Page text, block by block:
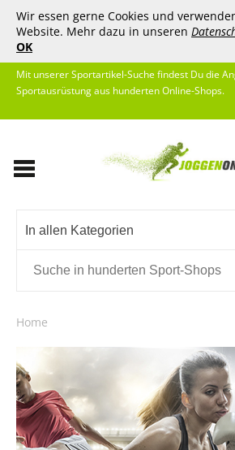
Wir essen gerne Cookies und
Website. Mehr dazu in unseren
OK
Mit unserer Sportartikel-Suche findest Du die
Sportausrüstung aus hunderten Online-Shops.
In allen Kategorien
Home